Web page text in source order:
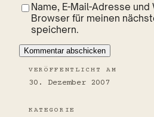
Name, E-Mail-Adresse
Browser für meinen
speichern.
VERÖFFENTLICHT AM
30. Dezember 2007
KATEGORIE